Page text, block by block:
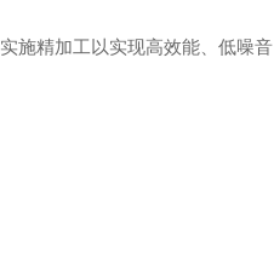
施精加工以实现高效能、低噪音